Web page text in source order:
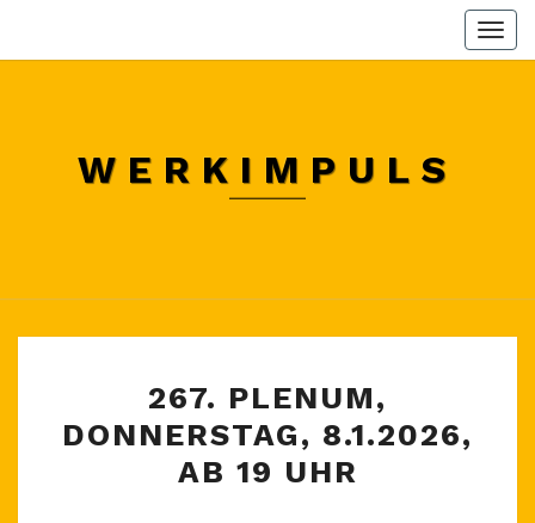
WERKIMPULS
PLENUM,
DONNERSTAG,
8.1.2026,
267. PLENUM,
DONNERSTAG, 8.1.2026,
AB 19 UHR